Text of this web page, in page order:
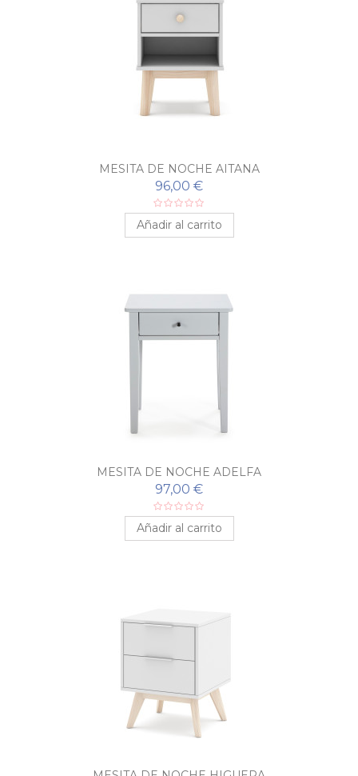
MESITA DE NOCHE AITANA
96,00 €
Añadir al carrito
MESITA DE NOCHE ADELFA
97,00 €
Añadir al carrito